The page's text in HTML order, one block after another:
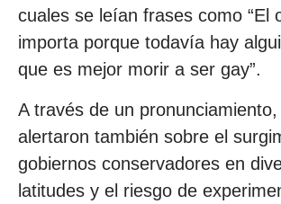
cuales se leían frases como “El
importa porque todavía hay
que es mejor morir a ser gay”.
A través de un
alertaron también sobre el
gobiernos conservadores en
latitudes y el riesgo de